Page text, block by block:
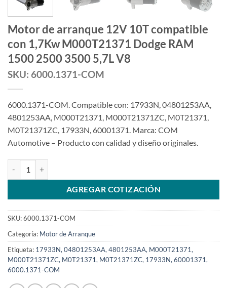
Motor de arranque 12V 10T compatible
con 1,7Kw M000T21371 Dodge RAM
1500 2500 3500 5,7L V8
SKU: 6000.1371-COM
6000.1371-COM. Compatible con: 17933N, 04801253AA,
4801253AA, M000T21371, M000T21371ZC, M0T21371,
M0T21371ZC, 17933N, 60001371. Marca: COM
Automotive – Producto con calidad y diseño originales.
AGREGAR COTIZACIÓN
SKU:6000.1371-COM
Categoría: Motor de Arranque
Etiqueta: 17933N, 04801253AA, 4801253AA, M000T21371,
M000T21371ZC, M0T21371, M0T21371ZC, 17933N, 60001371,
6000.1371-COM